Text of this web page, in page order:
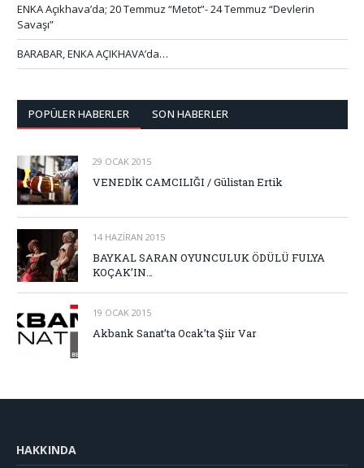
ENKA Açıkhava’da; 20 Temmuz “Metot”- 24 Temmuz “Devlerin
Savaşı”
BARABAR, ENKA AÇIKHAVA’da…
POPÜLER HABERLER SON HABERLER
29 OCAK 2015
VENEDİK CAMCILIĞI / Gülistan Ertik
14 HAZIRAN 2015
BAYKAL SARAN OYUNCULUK ÖDÜLÜ FULYA
KOÇAK’IN…
19 OCAK 2015
Akbank Sanat’ta Ocak’ta Şiir Var
HAKKINDA